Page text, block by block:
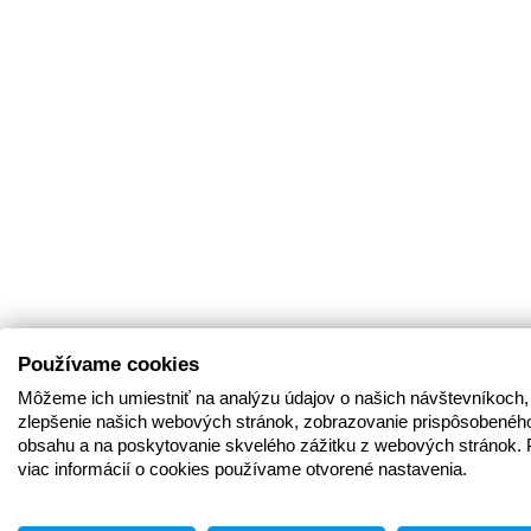
Používame cookies
Môžeme ich umiestniť na analýzu údajov o našich
zlepšenie našich webových stránok, zobrazovanie
obsahu a na poskytovanie skvelého zážitku z webových stránok.
viac informácií o cookies používame otvorené nastavenia.